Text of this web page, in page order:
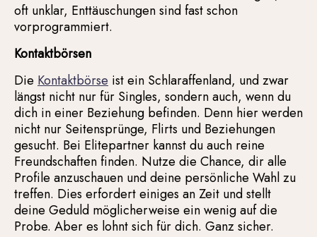
oft unklar, Enttäuschungen sind fast schon
vorprogrammiert.
Kontaktbörsen
Die Kontaktbörse ist ein Schlaraffenland, und zwar
längst nicht nur für Singles, sondern auch, wenn du
dich in einer Beziehung befinden. Denn hier werden
nicht nur Seitensprünge, Flirts und Beziehungen
gesucht. Bei Elitepartner kannst du auch reine
Freundschaften finden. Nutze die Chance, dir alle
Profile anzuschauen und deine persönliche Wahl zu
treffen. Dies erfordert einiges an Zeit und stellt
deine Geduld möglicherweise ein wenig auf die
Probe. Aber es lohnt sich für dich. Ganz sicher.